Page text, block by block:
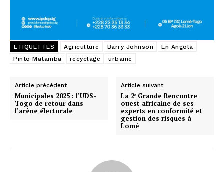
ETIQUETTES Agriculture Barry Johnson
En Angola
Pinto Matamba
recyclage urbaine
Article précédent
Municipales 2025 : l’UDS-
Togo de retour dans
l’arène électorale
Article suivant
La 2ᵉ Grande Rencontre
ouest-africaine de ses
experts en conformité et
gestion des risques à
Lomé